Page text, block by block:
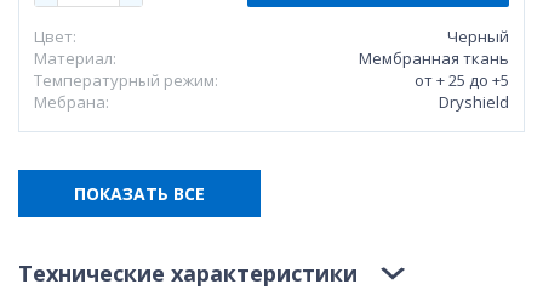
Цвет:
Черный
Материал:
Мембранная ткань
Температурный режим:
от + 25 до +5
Мебрана:
Dryshield
ПОКАЗАТЬ ВСЕ
Технические характеристики